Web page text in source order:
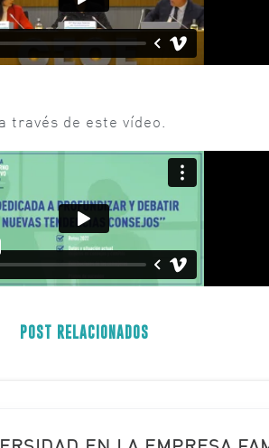
de este vídeo.
POST RELACIONADOS